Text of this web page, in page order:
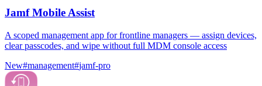
Jamf Mobile Assist
A scoped management app for frontline managers — assign devices,
clear passcodes, and wipe without full MDM console access
New#management#jamf-pro